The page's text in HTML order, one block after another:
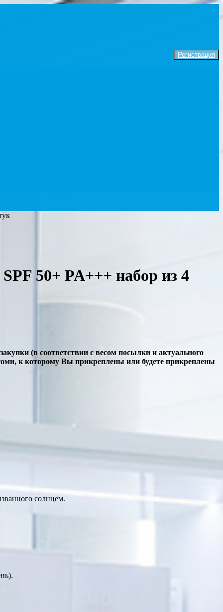
Регистрация
50+ PA+++ набор из 4
(в соответствии с весом посылки и актуального
к которому Вы прикреплены или будете прикреплены
солнцем.